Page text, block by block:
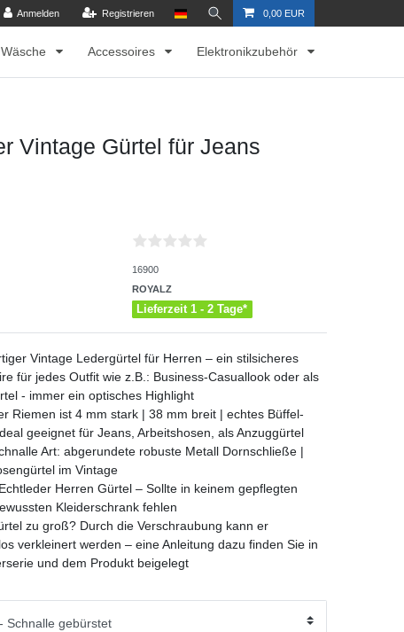
Anmelden Registrieren 0,00 EUR
Wäsche Accessoires Elektronikzubehör
Vintage Gürtel für Jeans
16900
ROYALZ
Lieferzeit 1 - 2 Tage*
Vintage Ledergürtel für Herren – ein stilsicheres
für jedes Outfit wie z.B.: Business-Casuallook oder als
- immer ein optisches Highlight
Riemen ist 4 mm stark | 38 mm breit | echtes Büffel-
geeignet für Jeans, Arbeitshosen, als Anzuggürtel
Art: abgerundete robuste Metall Dornschließe |
im Vintage
Herren Gürtel – Sollte in keinem gepflegten
Kleiderschrank fehlen
zu groß? Durch die Verschraubung kann er
verkleinert werden – eine Anleitung dazu finden Sie in
und dem Produkt beigelegt